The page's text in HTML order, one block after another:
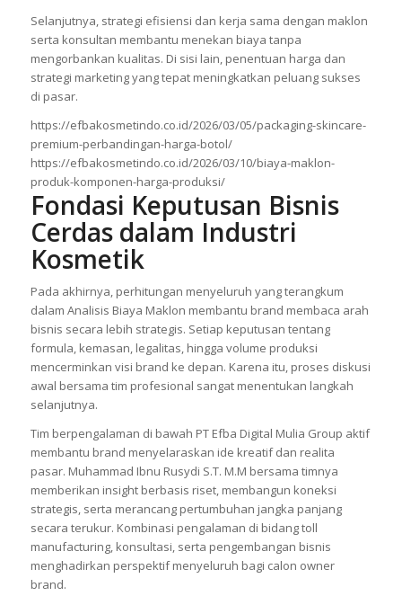
Selanjutnya, strategi efisiensi dan kerja sama dengan maklon
serta konsultan membantu menekan biaya tanpa
mengorbankan kualitas. Di sisi lain, penentuan harga dan
strategi marketing yang tepat meningkatkan peluang sukses
di pasar.
https://efbakosmetindo.co.id/2026/03/05/packaging-skincare-
premium-perbandingan-harga-botol/
https://efbakosmetindo.co.id/2026/03/10/biaya-maklon-
produk-komponen-harga-produksi/
Fondasi Keputusan Bisnis
Cerdas dalam Industri
Kosmetik
Pada akhirnya, perhitungan menyeluruh yang terangkum
dalam Analisis Biaya Maklon membantu brand membaca arah
bisnis secara lebih strategis. Setiap keputusan tentang
formula, kemasan, legalitas, hingga volume produksi
mencerminkan visi brand ke depan. Karena itu, proses diskusi
awal bersama tim profesional sangat menentukan langkah
selanjutnya.
Tim berpengalaman di bawah PT Efba Digital Mulia Group aktif
membantu brand menyelaraskan ide kreatif dan realita
pasar. Muhammad Ibnu Rusydi S.T. M.M bersama timnya
memberikan insight berbasis riset, membangun koneksi
strategis, serta merancang pertumbuhan jangka panjang
secara terukur. Kombinasi pengalaman di bidang toll
manufacturing, konsultasi, serta pengembangan bisnis
menghadirkan perspektif menyeluruh bagi calon owner
brand.